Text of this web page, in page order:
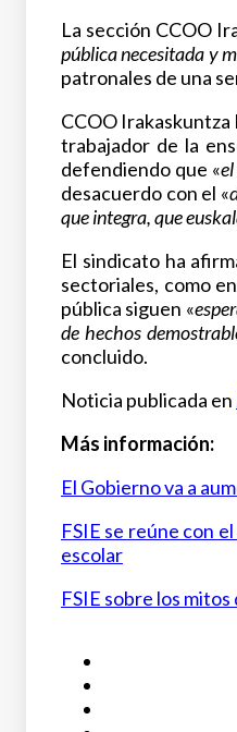
La sección CCOO
pública necesitada y
patronales de una
CCOO Irakaskuntza
trabajador de la
defendiendo que «
desacuerdo con el «
que integra, que
El sindicato ha
sectoriales, como
pública siguen «
de hechos
concluido.
Noticia publicada en
Más información:
El Gobierno va a
FSIE se reúne con
escolar
FSIE sobre los